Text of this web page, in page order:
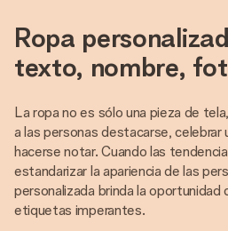
Ropa
texto, nombre,
La ropa no es sólo una pieza de
a las personas destacarse, celebrar
hacerse notar. Cuando las
estandarizar la apariencia de las
personalizada brinda la oportunidad
etiquetas imperantes.